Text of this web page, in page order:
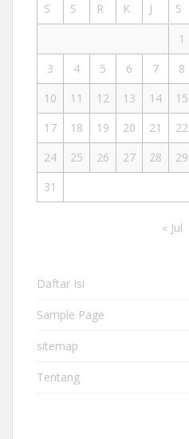
S
S R K J S
1
3
4 5 6 7 8
10
11 12 13 14 15
17
18 19 20 21 22
24
25 26 27 28 29
31
« Jul
Daftar Isi
Sample Page
sitemap
Tentang